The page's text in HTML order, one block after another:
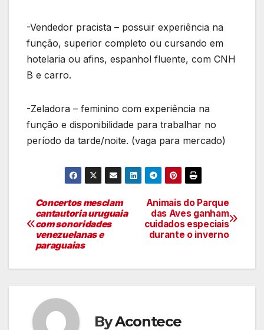
-Vendedor pracista – possuir experiência na
função, superior completo ou cursando em
hotelaria ou afins, espanhol fluente, com CNH
B e carro.
-Zeladora – feminino com experiência na
função e disponibilidade para trabalhar no
período da tarde/noite. (vaga para mercado)
Navegação
de
artigos
Animais do Parque
das Aves ganham
cuidados especiais
durante o inverno
Concertos mesclam
cantautoria uruguaia
com sonoridades
venezuelanas e
paraguaias
ByAcontece